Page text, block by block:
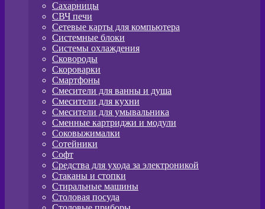
Сахарницы
СВЧ печи
Сетевые карты для компьютера
Системные блоки
Системы охлаждения
Сковороды
Скороварки
Смартфоны
Смесители для ванны и душа
Смесители для кухни
Смесители для умывальника
Сменные картриджи и модули
Соковыжималки
Сотейники
Софт
Средства для ухода за электроникой
Стаканы и стопки
Стиральные машины
Столовая посуда